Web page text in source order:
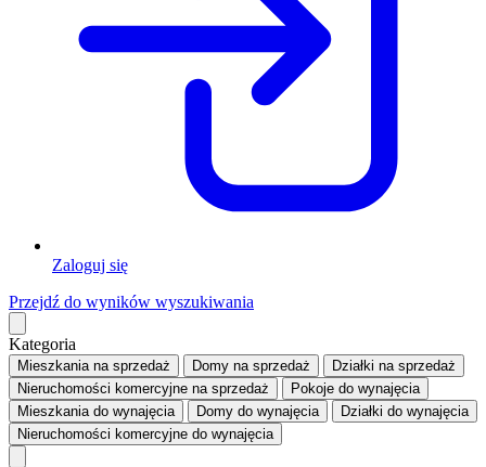
Zaloguj się
Przejdź do wyników wyszukiwania
Kategoria
Mieszkaniana sprzedaż Domy na sprzedaż Działki na sprzedaż
Nieruchomości komercyjne na sprzedaż Pokoje do wynajęcia
Mieszkaniado wynajęcia Domy do wynajęcia Działki do wynajęcia
Nieruchomości komercyjne do wynajęcia